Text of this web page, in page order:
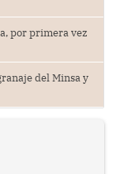
por primera vez
del Minsa y